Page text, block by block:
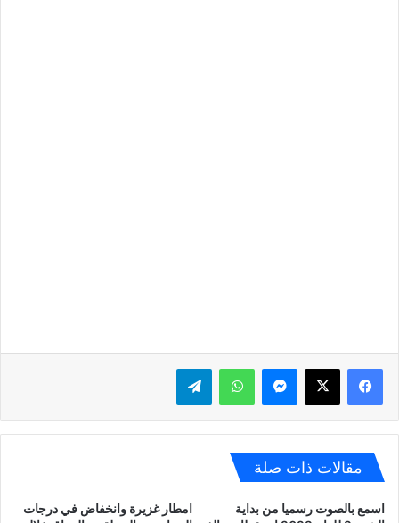
ماسنجر واتساب تيلقرام
مقالات ذات صلة
اسمع بالصوت رسميا من بداية
امطار غزيرة وانخفاض في درجات